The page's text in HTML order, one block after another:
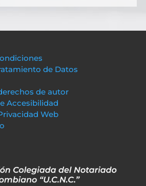
de Datos
de autor
Accesibilidad
Web